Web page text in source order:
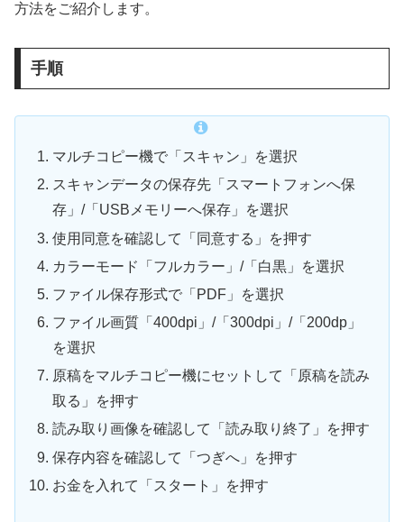
方法をご紹介します。
手順
マルチコピー機で「スキャン」を選択
スキャンデータの保存先「スマートフォンへ保
存」/「USBメモリーへ保存」を選択
使用同意を確認して「同意する」を押す
カラーモード「フルカラー」/「白黒」を選択
ファイル保存形式で「PDF」を選択
ファイル画質「400dpi」/「300dpi」/「200dp」
を選択
原稿をマルチコピー機にセットして「原稿を読み
取る」を押す
読み取り画像を確認して「読み取り終了」を押す
保存内容を確認して「つぎへ」を押す
お金を入れて「スタート」を押す